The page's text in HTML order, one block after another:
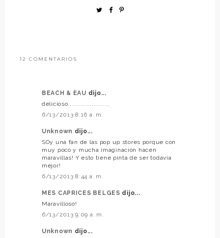
12 COMENTARIOS
BEACH & EAU dijo...
delicioso.......................
6/13/2013 8:16 a. m.
Unknown dijo...
SOy una fan de las pop up stores porque con
muy poco y mucha imaginación hacen
maravillas! Y esto tiene pinta de ser todavía
mejor!
6/13/2013 8:44 a. m.
MES CAPRICES BELGES dijo...
Maravilloso!
6/13/2013 9:09 a. m.
Unknown dijo...